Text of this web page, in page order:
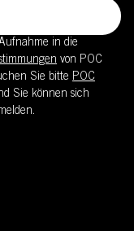
in die
von POC
Sie bitte POC
Sie können sich